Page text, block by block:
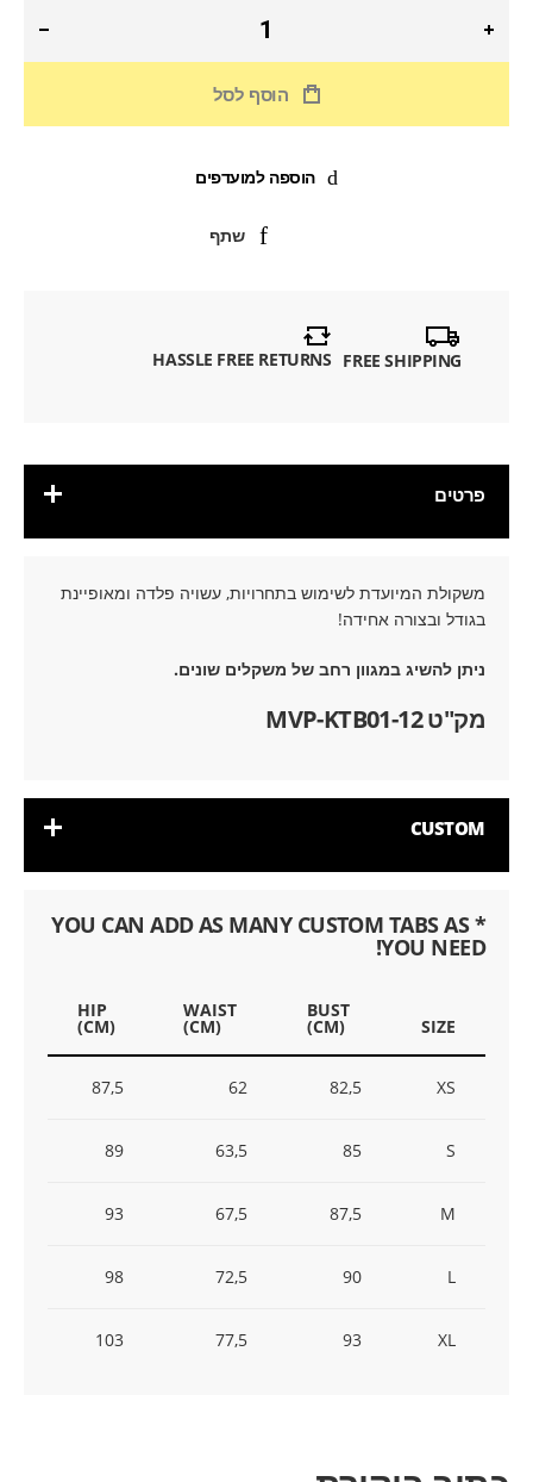
הוסף לסל
הוספה למועדפים
שתף
FREE SHIPPING
HASSLE FREE RETURNS
פרטים
משקולת המיועדת לשימוש בתחרויות, עשויה פלדה ומאופיינת
בגודל ובצורה אחידה!
ניתן להשיג במגוון רחב של משקלים שונים.
מק"ט MVP-KTB01-12
CUSTOM
* YOU CAN ADD AS MANY CUSTOM TABS AS
YOU NEED!
SIZE
BUST
(CM)
WAIST
(CM)
HIP
(CM)
XS
82,5
62
87,5
S
85
63,5
89
M
87,5
67,5
93
L
90
72,5
98
XL
93
77,5
103